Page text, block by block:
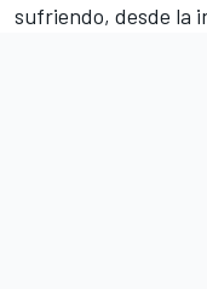
sufriendo, desde la